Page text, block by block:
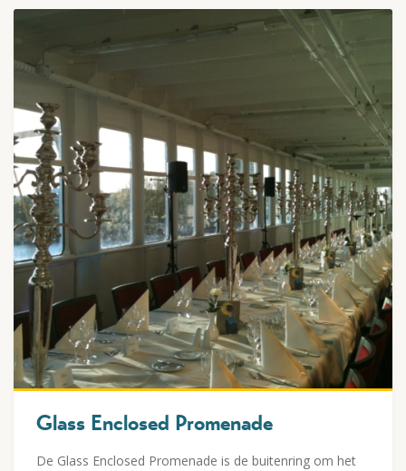
Glass Enclosed Promenade
De Glass Enclosed Promenade is de buitenring om het